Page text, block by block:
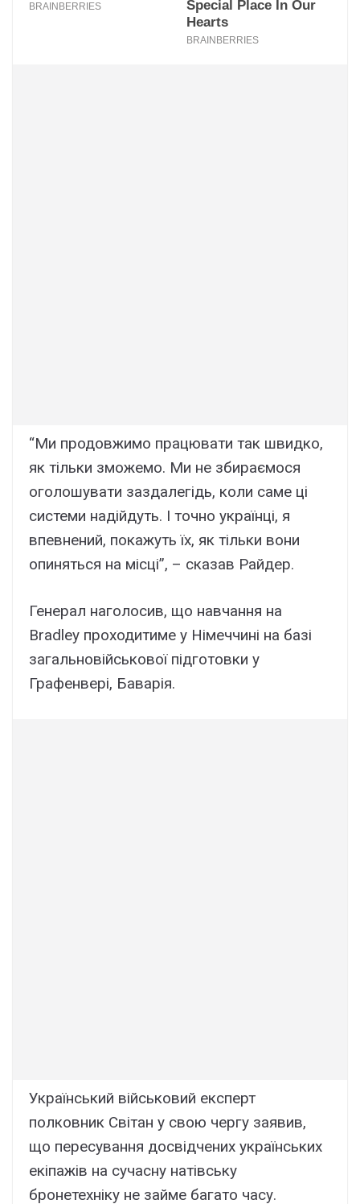
“Ми продовжимо працювати так швидко,
як тільки зможемо. Ми не збираємося
оголошувати заздалегідь, коли саме ці
системи надійдуть. І точно українці, я
впевнений, покажуть їх, як тільки вони
опиняться на місці”, – сказав Райдер.
Генерал наголосив, що навчання на
Bradley проходитиме у Німеччині на базі
загальновійськової підготовки у
Графенвері, Баварія.
Український військовий експерт
полковник Світан у свою чергу заявив,
що пересування досвідчених українських
екіпажів на сучасну натівську
бронетехніку не займе багато часу.